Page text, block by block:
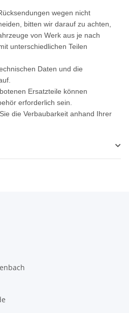
wegen nicht
bitten wir darauf zu achten,
von Werk aus je nach
unterschiedlichen Teilen
Daten und die
Ersatzteile können
erforderlich sein.
die Verbaubarkeit anhand Ihrer